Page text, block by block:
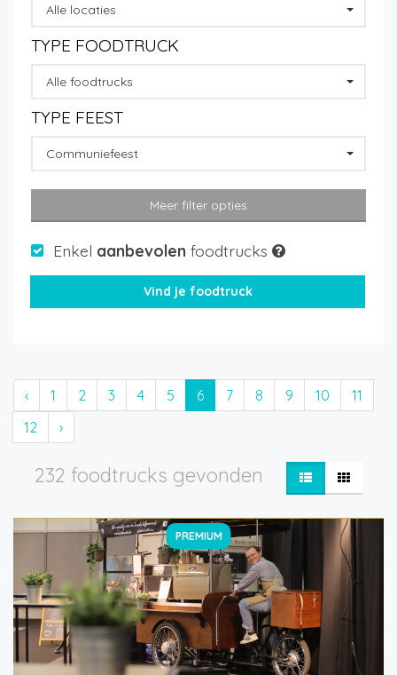
Alle locaties
TYPE FOODTRUCK
Alle foodtrucks
TYPE FEEST
Communiefeest
Meer filter opties
Enkel aanbevolen foodtrucks
‹ 1 2 3 4 5 6 7 8 9 10
11
12
›
232 foodtrucks gevonden
PREMIUM